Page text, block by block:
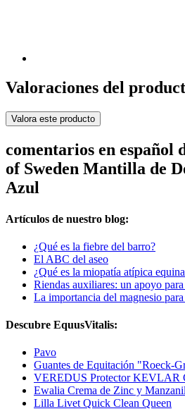
Valoraciones del
Valora este producto
comentarios en español
of Sweden Mantilla de
Azul
Artículos de nuestro blog:
¿Qué es la fiebre del barro?
El ABC del aseo
¿Qué es la miopatía atípica
Riendas auxiliares: un apoyo
La importancia del magnesio
Descubre EquusVitalis:
Pavo
Guantes de Equitación "Roeck-
VEREDUS Protector KEVLAR
Ewalia Crema de Zinc y
Lilla Livet Quick Clean Queen